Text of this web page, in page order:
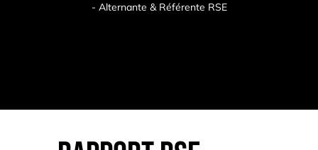
- Alternante & Référente RSE